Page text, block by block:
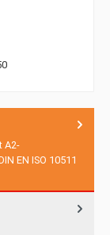
A2-
EN ISO 10511